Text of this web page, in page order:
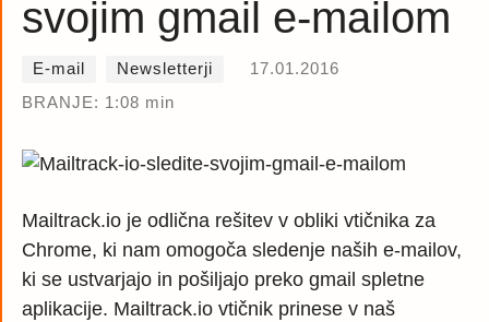
Spletna dostopnost
svojim gmail e-mailom
E-mail Newsletterji
17.01.2016
BRANJE: 1:08 min
Mailtrack.io je odlična rešitev v obliki vtičnika za
Chrome, ki nam omogoča sledenje naših e-mailov,
ki se ustvarjajo in pošiljajo preko gmail spletne
aplikacije. Mailtrack.io vtičnik prinese v naš